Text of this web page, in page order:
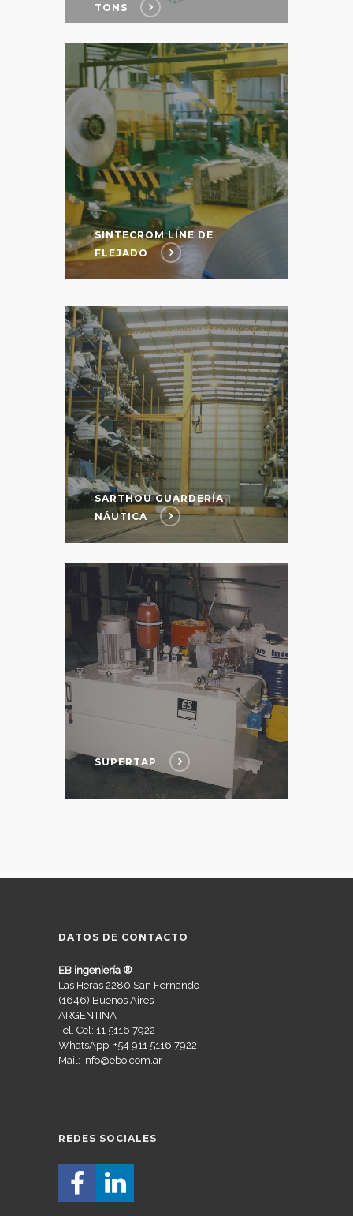
TONS
SINTECROM LÍNE DE
FLEJADO
SARTHOU GUARDERÍA
NÁUTICA
SUPERTAP
DATOS DE CONTACTO
EB ingeniería ®
Las Heras 2280 San Fernando
(1646) Buenos Aires
ARGENTINA
Tel. Cel: 11 5116 7922
WhatsApp: +54 911 5116 7922
Mail: info@ebo.com.ar
REDES SOCIALES